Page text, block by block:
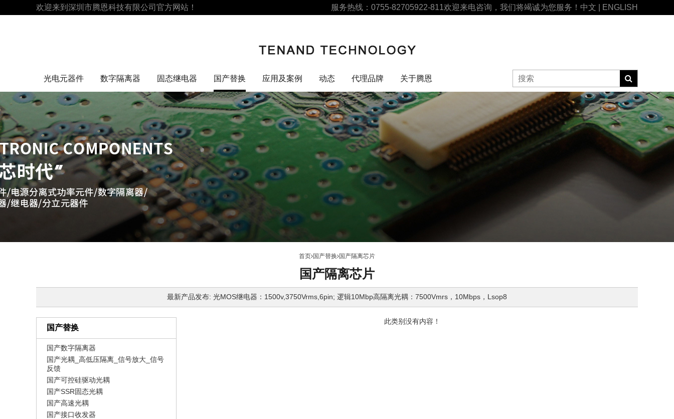
欢迎来到深圳市腾恩科技有限公司官方网站！ 服务热线：0755-82705922-811欢迎来电咨询，我们将竭诚为您服务！ 中文 ENGLISH
光电元器件 数字隔离器 固态继电器 国产替换 应用及案例 动态 代理品牌 关于腾恩
首页 国产替换 国产隔离芯片
国产隔离芯片
最新产品发布: 光MOS继电器：1500v,3750Vrms,6pin; 逻辑10Mbp高隔离光耦：7500Vmrs，10Mbps，Lsop8
国产替换
国产数字隔离器
国产光耦_高低压隔离_信号放大_信号
反馈
国产可控硅驱动光耦
国产SSR固态光耦
国产高速光耦
国产接口收发器
此类别没有内容！